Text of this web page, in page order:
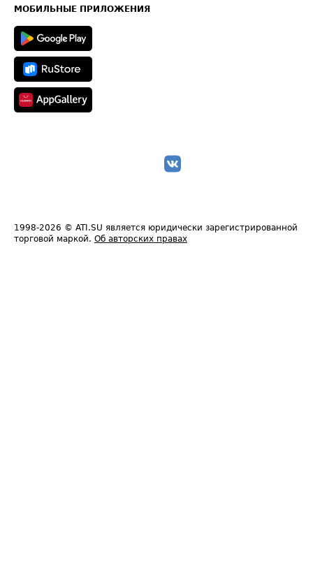
Техническая информация
МОБИЛЬНЫЕ ПРИЛОЖЕНИЯ
1998-2026 © ATI.SU является юридически зарегистрированной
торговой маркой. Об авторских правах